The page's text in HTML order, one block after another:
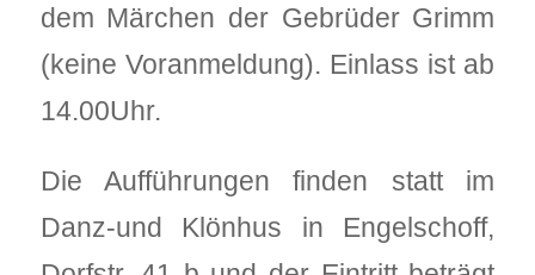
dem Märchen der Gebrüder Grimm
(keine Voranmeldung). Einlass ist ab
14.00Uhr.
Die Aufführungen finden statt im
Danz-und Klönhus in Engelschoff,